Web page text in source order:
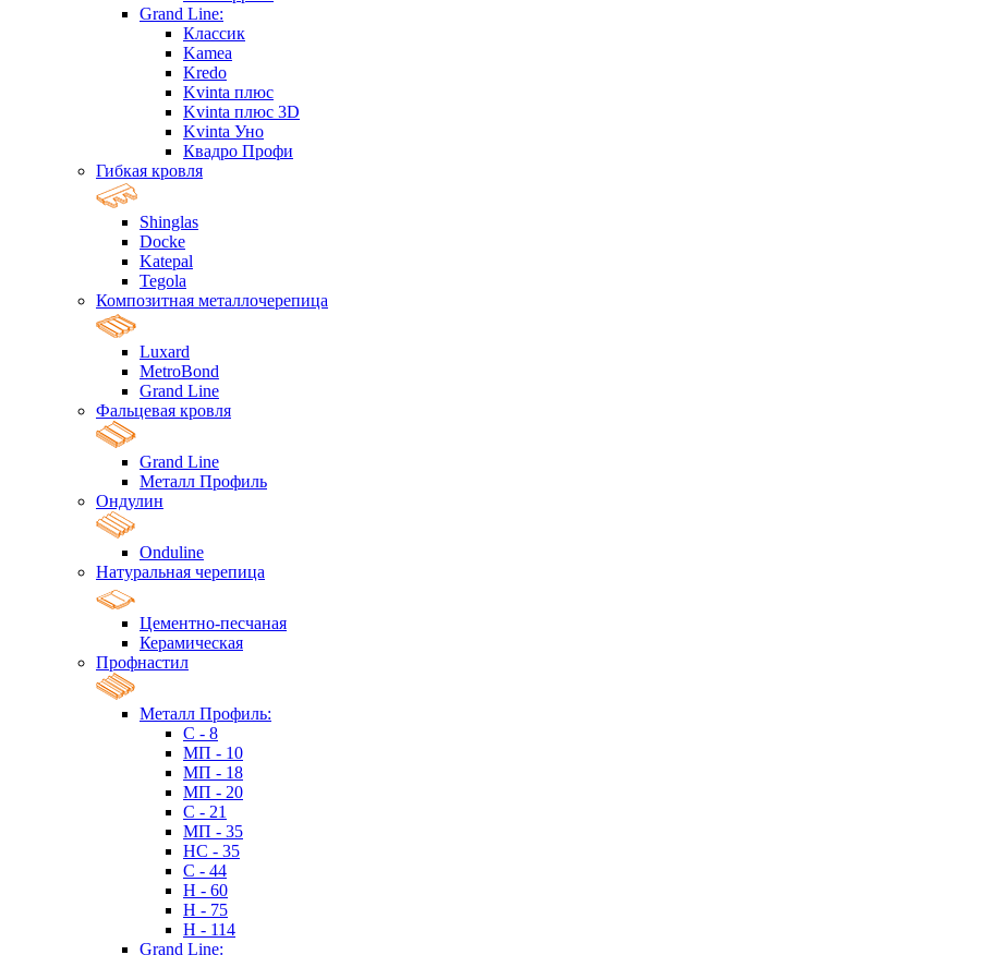
Grand Line:
Классик
Kamea
Kredo
Kvinta плюс
Kvinta плюс 3D
Kvinta Уно
Квадро Профи
Гибкая кровля
Shinglas
Docke
Katepal
Tegola
Композитная металлочерепица
Luxard
MetroBond
Grand Line
Фальцевая кровля
Grand Line
Металл Профиль
Ондулин
Onduline
Натуральная черепица
Цементно-песчаная
Керамическая
Профнастил
Металл Профиль:
C - 8
МП - 10
МП - 18
МП - 20
C - 21
МП - 35
HC - 35
C - 44
H - 60
H - 75
H - 114
Grand Line: